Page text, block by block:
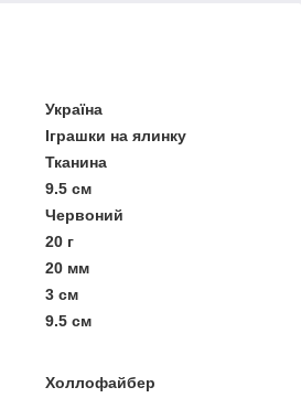
Україна
Іграшки на ялинку
Тканина
9.5 см
Червоний
20 г
20 мм
3 см
9.5 см
Холлофайбер